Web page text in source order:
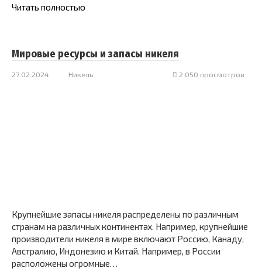
Читать полностью
Мировые ресурсы и запасы никеля
27.02.2024 Никель 2 050 просмотров
Крупнейшие запасы никеля распределены по различным
странам на различных континентах. Например, крупнейшие
производители никеля в мире включают Россию, Канаду,
Австралию, Индонезию и Китай. Например, в России
расположены огромные…